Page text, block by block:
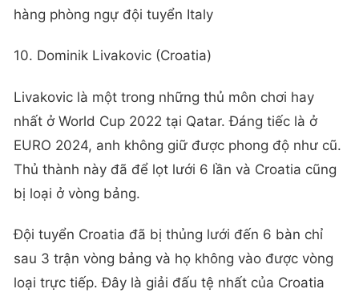
hàng phòng ngự đội tuyển Italy
10. Dominik Livakovic (Croatia)
Livakovic là một trong những thủ môn chơi hay
nhất ở World Cup 2022 tại Qatar. Đáng tiếc là ở
EURO 2024, anh không giữ được phong độ như cũ.
Thủ thành này đã để lọt lưới 6 lần và Croatia cũng
bị loại ở vòng bảng.
Đội tuyển Croatia đã bị thủng lưới đến 6 bàn chỉ
sau 3 trận vòng bảng và họ không vào được vòng
loại trực tiếp. Đây là giải đấu tệ nhất của Croatia